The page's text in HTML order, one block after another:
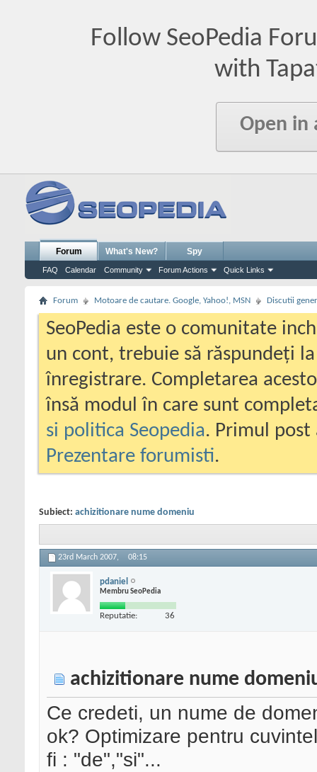
Follow SeoPedia
with
Open in
Forum
FAQ Calendar Community Forum Actions Quick Links
What's New? Spy
Forum Motoare de cautare. Google, Yahoo!, MSN Discutii
SeoPedia este o comunitate
un cont, trebuie să răspundeți
înregistrare. Completarea
însă modul în care sunt
si politica Seopedia. Primul
Prezentare forumisti.
Subiect: achizitionare nume domeniu
23rd March 2007, 08:15
pdaniel
Membru SeoPedia
Reputatie: 36
achizitionare nume
Ce credeti, un nume de
ok? Optimizare pentru
fi : "de","si"...